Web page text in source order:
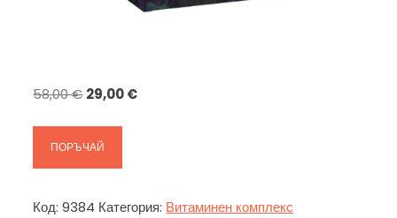
58,00€ Original
was:
58,00 €.
29,00€Текущата
ПОРЪЧАЙ
Код:9384 Категория: Витаминен комплекс